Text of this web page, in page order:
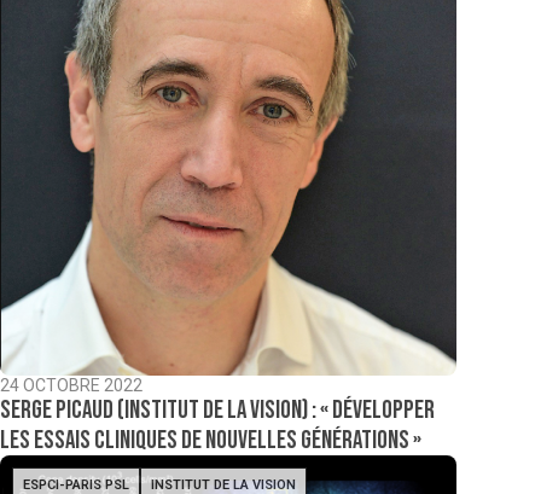
24 OCTOBRE 2022
Serge Picaud (Institut de la Vision) : « Développer
les essais cliniques de nouvelles générations »
ESPCI-PARIS PSL INSTITUT DE LA VISION